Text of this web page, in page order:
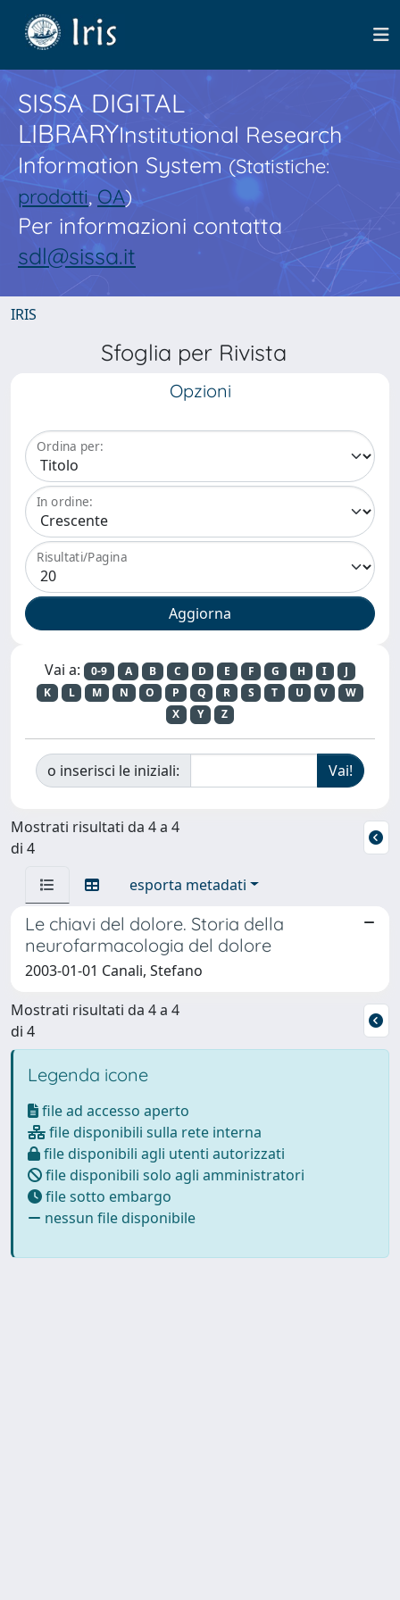
SISSA DIGITAL
LIBRARYInstitutional Research
Information System(Statistiche:
prodotti,OA)
Per informazioni contatta
sdl@sissa.it
IRIS
Sfoglia per Rivista
Opzioni
Ordina per:
In ordine:
Risultati/Pagina
Vai a: 0-9 A B C D E F G H I
J
K
L M N O P Q R S T U V
W
X
Y Z
o inserisci le iniziali:
Mostrati risultati da 4 a 4
di 4
esporta metadati
Le chiavi del dolore. Storia della
neurofarmacologia del dolore
2003-01-01 Canali, Stefano
Mostrati risultati da 4 a 4
di 4
Legenda icone
file ad accesso aperto
file disponibili sulla rete interna
file disponibili agli utenti autorizzati
file disponibili solo agli amministratori
file sotto embargo
nessun file disponibile